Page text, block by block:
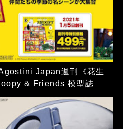
Japan週刊《花生
& Friends 模型誌